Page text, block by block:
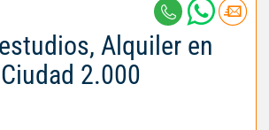
Alquiler en
Ciudad 2.000